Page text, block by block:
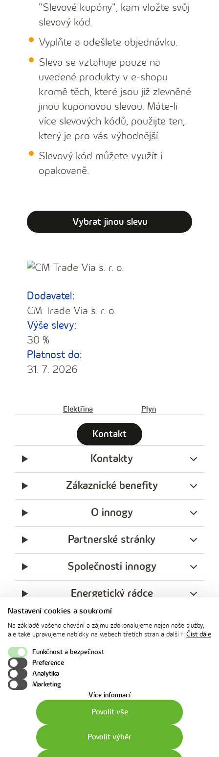
Nastavení cookies a soukromí
Na základě vašeho chování a zájmu zdokonalujeme nejen naše služby,
ale také upravujeme nabídky na webech třetích stran a další formy
souhlasu. Svoje nastavení můžete kdykoliv změnit v zápatí stránky v
„Nastavení soukromí". Více informací o tom, jak se soubory cookies a
osobními údaji pracujeme, včetně možností uplatnění vašich práv,
naleznete na webové stránce v sekci
Číst dále
Funkčnost a bezpečnost
Preference
Analytika
Marketing
Více informacío
Povolit vše
Povolit výběr
"Slevové kupóny", kam vložte svůj
slevový kód.
Vyplňte a odešlete objednávku.
Sleva se vztahuje pouze na
uvedené produkty v e-shopu
kromě těch, které jsou již zlevněné
jinou kuponovou slevou. Máte-li
více slevových kódů, použijte ten,
který je pro vás výhodnější.
Slevový kód můžete využít i
opakovaně.
Vybrat jinou slevu
Dodavatel:
CM Trade Via s. r. o.
Výše slevy:
30 %
Platnost do:
31. 7. 2026
Elektřina Plyn
Kontakt
Kontakty
Zákaznické benefity
O innogy
Partnerské stránky
Společnosti innogy
Energetický rádce
Legislativa
Ochrana soukromí
facebook